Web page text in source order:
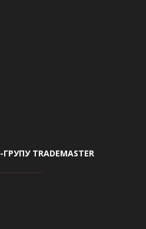
TRADEMASTER